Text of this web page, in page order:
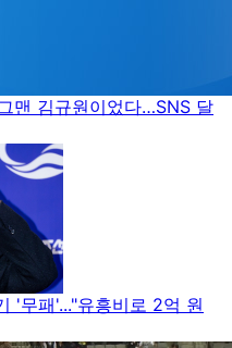
맨 김규원이었다…SNS 달
'무패'..."유흥비로 2억 원